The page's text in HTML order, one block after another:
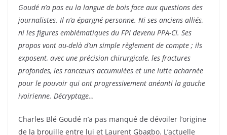
Goudé n’a pas eu la langue de bois face aux questions des
journalistes. Il n’a épargné personne. Ni ses anciens alliés,
ni les figures emblématiques du FPI devenu PPA-CI. Ses
propos vont au-delà d’un simple règlement de compte ; ils
exposent, avec une précision chirurgicale, les fractures
profondes, les rancœurs accumulées et une lutte acharnée
pour le pouvoir qui ont progressivement anéanti la gauche
ivoirienne. Décryptage…
Charles Blé Goudé n’a pas manqué de dévoiler l’origine
de la brouille entre lui et Laurent Gbagbo. L’actuelle